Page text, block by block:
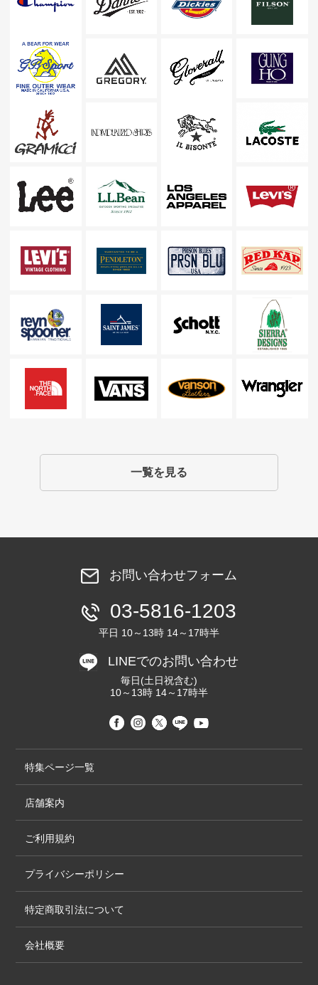
一覧を見る
お問い合わせフォーム
03-5816-1203
平日 10～13時 14～17時半
LINEでのお問い合わせ
毎日(土日祝含む)
10～13時 14～17時半
特集ページ一覧
店舗案内
ご利用規約
プライバシーポリシー
特定商取引法について
会社概要